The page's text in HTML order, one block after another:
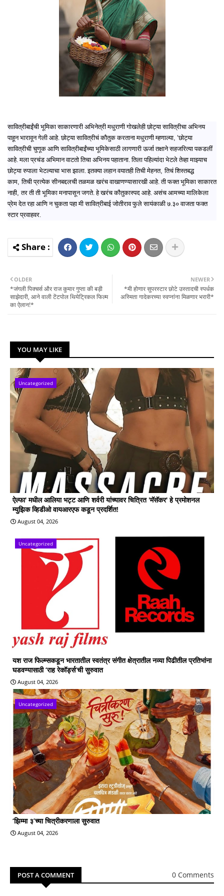
सावित्रीबाईंची भूमिका साकारणारी अभिनेत्री मधुराणी गोखलेही छोट्या सावित्रीचा अभिनय
पाहून भारावून गेली आहे. छोट्या सावित्रीचं कौतुक करताना मधुराणी म्हणाल्या ‘छोट्या
सावित्रीची चुणूक आणि सावित्रीबाईंच्या भूमिकेसाठी लागणारी ऊर्जा तक्षाने सहजरित्या पकडलीं
आहे. मला प्रचंड अभिमान वाटतो तिचा अभिनय पहाताना. तिला पहिल्यांदा भेटले तेव्हा माझ्याच
छोट्या रुपाला भेटल्याचा भास झाला. इतक्या लहान वयातही तिची मेहनत,तिचं शिस्तबद्ध
काम ,तिची प्रत्येक सीनबद्दलची तळमळ खरंच वाखाणण्यासारखी आहे. ती फक्त भूमिका साकारत
नाही ,तर ती ती भूमिका मनापासून जगते. हे खरंच कौतुकास्पद आहे. असंच आमच्या मालिकेला
प्रेम देत रहा आणि न चुकता पहा मी सावित्रीबाई जोतीराव फुले सायंकाळी ७.३० वाजता फक्त
स्टार प्रवाहवर.
NEWER
*मी होणार सुपरस्टार छोटे उस्तादची स्पर्धक
अस्मिता गादेकरच्या स्वप्नांना मिळणार भरारी*
OLDER
*जंगली पिक्चर्स और राज कुमार गुप्ता की बड़ी
साझेदारी, आने वाली टेंटपोल थियेट्रिकल फिल्म
का ऐलान!*
YOU MAY LIKE
Uncategorized
ऐल्फा' मधील आलिया भट्ट आणि शर्वरी यांच्यावर चित्रित 'मॅसॅकर' हे प्रमोशनल
म्युझिक व्हिडीओ वायआरएफ कडून प्रदर्शित!
August 04, 2026
Uncategorized
यश राज फिल्म्सकडून भारतातील स्वतंत्र संगीत क्षेत्रातील नव्या पिढीतील प्रतिभांना
घडवण्यासाठी ‘राह रेकॉर्ड्स’ची सुरुवात
August 04, 2026
Uncategorized
‘झिम्मा ३’च्या चित्रीकरणाला सुरुवात
August 04, 2026
POST A COMMENT 0 Comments